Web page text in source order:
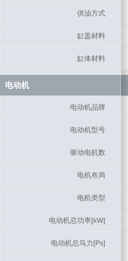
供油方式
缸盖材料
缸体材料
电动机
电动机品牌
电动机型号
驱动电机数
电机布局
电机类型
电动机总功率[kW]
电动机总马力[Ps]
供油方式
缸盖材料
缸体材料
电动机
电动机品牌
电动机型号
驱动电机数
电机布局
电机类型
电动机总功率[kW]
电动机总马力[Ps]